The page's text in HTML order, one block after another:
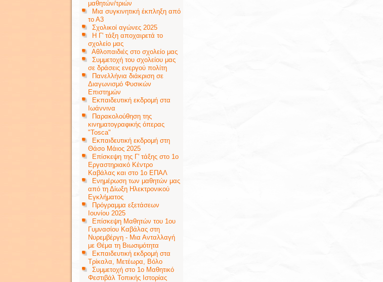
μαθητών/τριών
Μια συγκινητική έκπληξη από
το Α3
Σχολικοί αγώνες 2025
Η Γ' τάξη αποχαιρετά το
σχολείο μας
Αθλοπαιδιές στο σχολείο μας
Συμμετοχή του σχολείου μας
σε δράσεις ενεργού πολίτη
Πανελλήνια διάκριση σε
Διαγωνισμό Φυσικών
Επιστημών
Εκπαιδευτική εκδρομή στα
Ιωάννινα
Παρακολούθηση της
κινηματογραφικής όπερας
"Tosca"
Εκπαιδευτική εκδρομή στη
Θάσο Μάιος 2025
Επίσκεψη της Γ' τάξης στο 1ο
Εργαστηριακό Κέντρο
Καβάλας και στο 1ο ΕΠΑΛ
Ενημέρωση των μαθητών μας
από τη Δίωξη Ηλεκτρονικού
Εγκλήματος
Πρόγραμμα εξετάσεων
Ιουνίου 2025
Επίσκεψη Μαθητών του 1ου
Γυμνασίου Καβάλας στη
Νυρεμβέργη - Μια Ανταλλαγή
με Θέμα τη Βιωσιμότητα
Εκπαιδευτική εκδρομή στα
Τρίκαλα, Μετέωρα, Βόλο
Συμμετοχή στο 1ο Μαθητικό
Φεστιβάλ Τοπικής Ιστορίας